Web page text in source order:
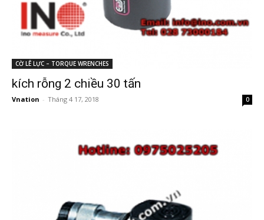
CỜ LÊ LỰC – TORQUE WRENCHES
kích rỗng 2 chiều 30 tấn
Vnation - Tháng 4 17, 2018 0